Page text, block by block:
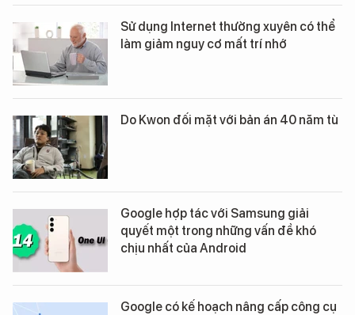
Sử dụng Internet thường xuyên có thể
làm giảm nguy cơ mất trí nhớ
Do Kwon đối mặt với bản án 40 năm tù
Google hợp tác với Samsung giải
quyết một trong những vấn đề khó
chịu nhất của Android
Google có kế hoạch nâng cấp công cụ